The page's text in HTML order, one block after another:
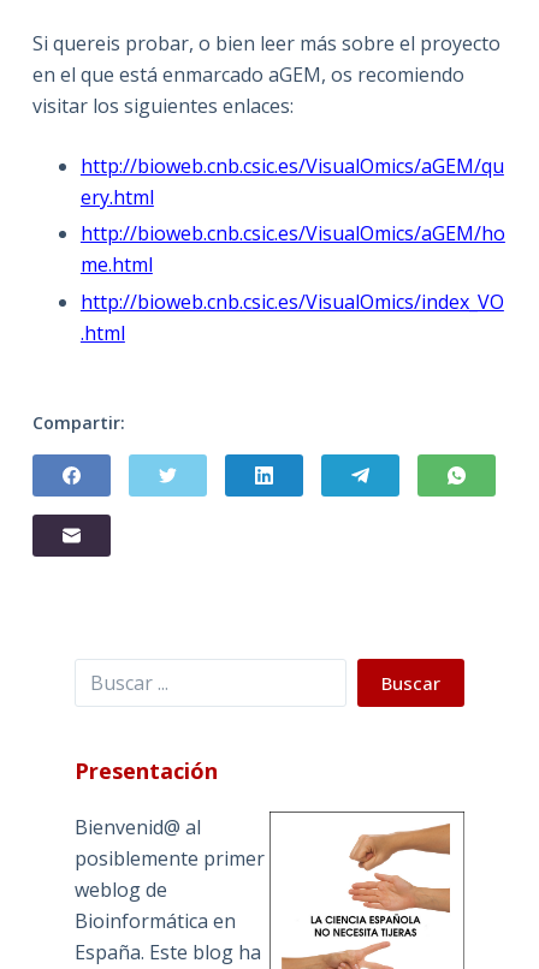
Si quereis probar, o bien leer más sobre el proyecto
en el que está enmarcado aGEM, os recomiendo
visitar los siguientes enlaces:
http://bioweb.cnb.csic.es/VisualOmics/aGEM/qu
ery.html
http://bioweb.cnb.csic.es/VisualOmics/aGEM/ho
me.html
http://bioweb.cnb.csic.es/VisualOmics/index_VO
.html
Compartir:
Buscar Buscar
Presentación
Bienvenid@ al
posiblemente primer
weblog de
Bioinformática en
España. Este blog ha